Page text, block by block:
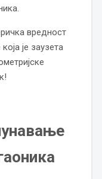
вредност
је заузета